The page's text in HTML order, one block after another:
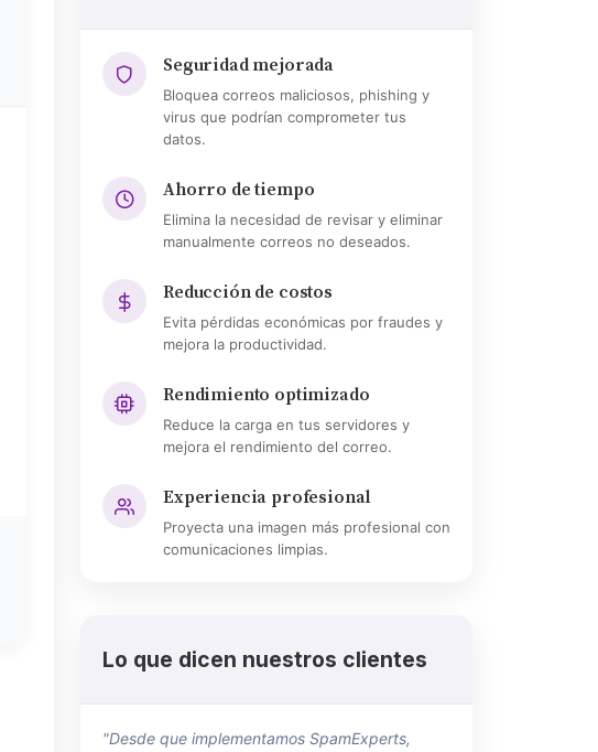
Seguridad mejorada
Bloquea correos maliciosos, phishing y
virus que podrían comprometer tus
datos.
Ahorro de tiempo
Elimina la necesidad de revisar y eliminar
manualmente correos no deseados.
Reducción de costos
Evita pérdidas económicas por fraudes y
mejora la productividad.
Rendimiento optimizado
Reduce la carga en tus servidores y
mejora el rendimiento del correo.
Experiencia profesional
Proyecta una imagen más profesional con
comunicaciones limpias.
Lo que dicen nuestros clientes
"Desde que implementamos SpamExperts,